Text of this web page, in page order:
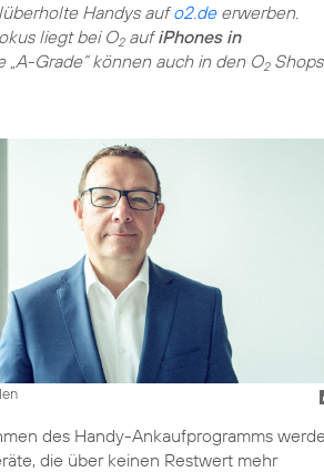
Handys aufo2.deerwerben.
liegt bei O2aufiPhones in
Grade“ können auch in den O2Shops
des Handy-Ankaufprogramms
die über keinen Restwert mehr